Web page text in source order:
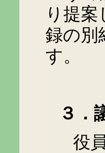
り提
録の別
す。
３．議
役員